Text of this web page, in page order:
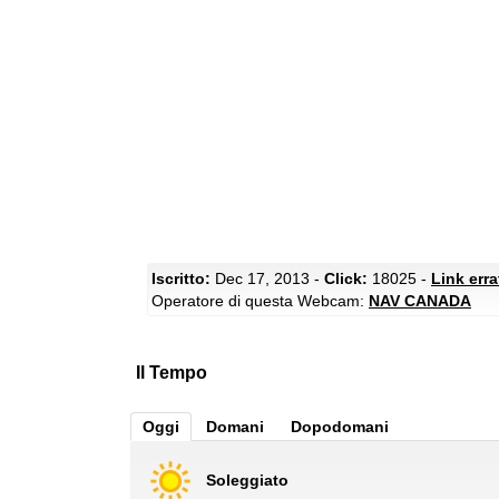
Iscritto: Dec 17, 2013 - Click: 18025 - Link
Operatore di questa Webcam: NAV CANADA
Il Tempo
Oggi Domani Dopodomani
Soleggiato